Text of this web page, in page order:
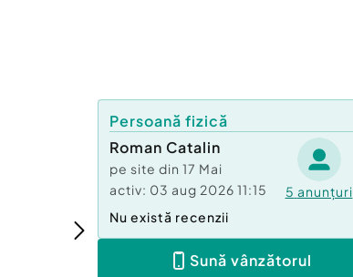
Persoană fizică
Roman Catalin
pe site din 17 Mai
activ: 03 aug 2026 11:15 5 anunțuri
Nu există recenzii
Sună vânzătorul